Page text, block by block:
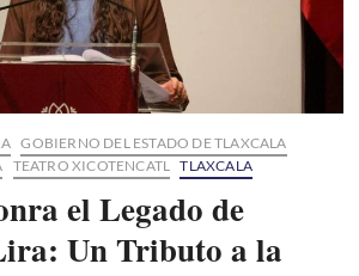
GOBIERNO DEL ESTADO DE TLAXCALA
TEATRO XICOTENCATL TLAXCALA
el Legado de
Un Tributo a la